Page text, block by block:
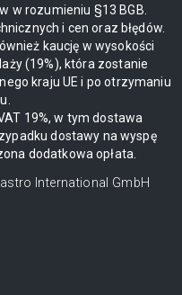
w rozumieniu §13 BGB.
i cen oraz błędów.
kaucję w wysokości
(19%), która zostanie
kraju UE i po otrzymaniu
19%, w tym dostawa
dostawy na wyspę
dodatkowa opłata.
International GmbH